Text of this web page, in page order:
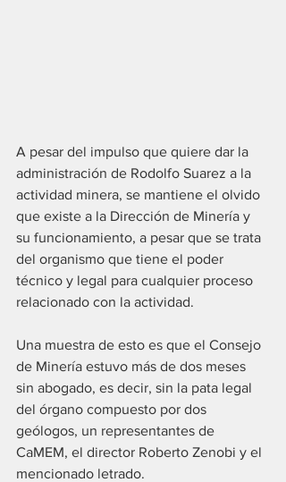
A pesar del impulso que quiere dar la
administración de Rodolfo Suarez a la
actividad minera, se mantiene el olvido
que existe a la Dirección de Minería y
su funcionamiento, a pesar que se trata
del organismo que tiene el poder
técnico y legal para cualquier proceso
relacionado con la actividad.
Una muestra de esto es que el Consejo
de Minería estuvo más de dos meses
sin abogado, es decir, sin la pata legal
del órgano compuesto por dos
geólogos, un representantes de
CaMEM, el director Roberto Zenobi y el
mencionado letrado.